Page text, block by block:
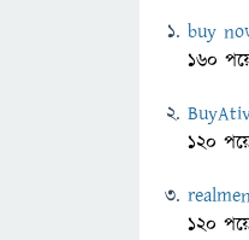
buy
160
120
120